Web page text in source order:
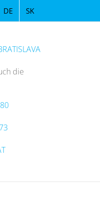
DE SK
die